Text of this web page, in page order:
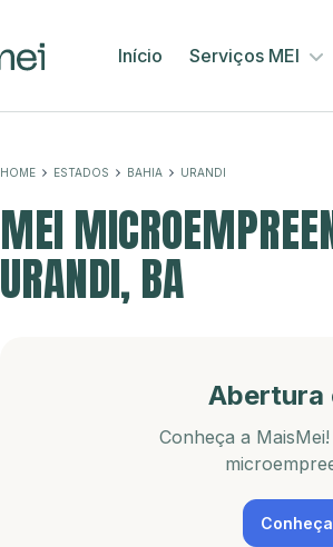
Início Serviços MEI
HOME ESTADOS BAHIA URANDI
MEI
URANDI, BA
Abertura
Conheça a